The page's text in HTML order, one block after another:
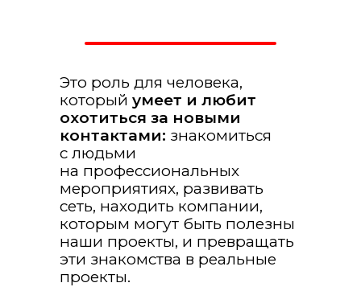
Это роль для человека,
который умеет и любит
охотиться за новыми
контактами: знакомиться
с людьми
на профессиональных
мероприятиях, развивать
сеть, находить компании,
которым могут быть полезны
наши проекты, и превращать
эти знакомства в реальные
проекты.